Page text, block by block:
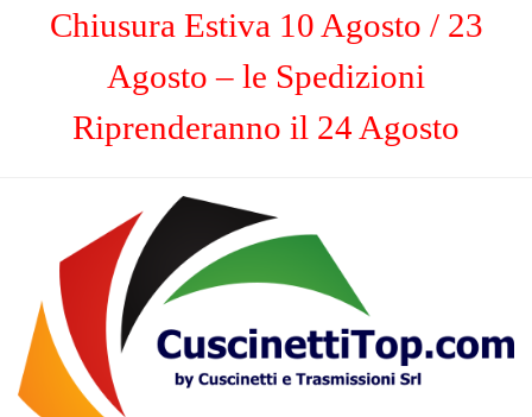
Chiusura Estiva 10 Agosto / 23
Agosto – le Spedizioni
Riprenderanno il 24 Agosto